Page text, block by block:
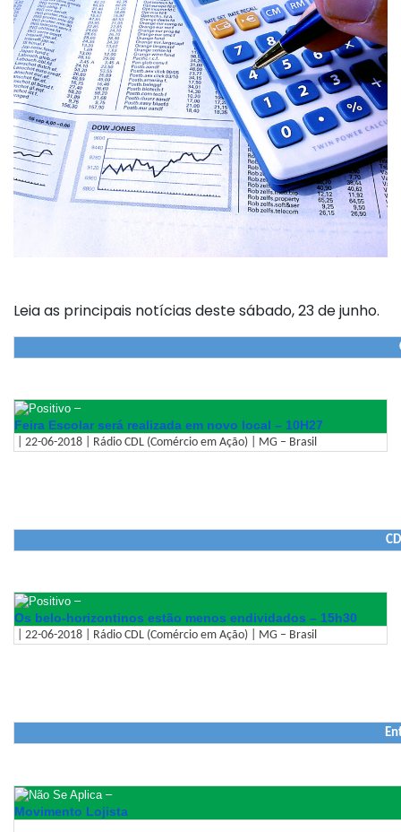
Leia as principais notícias deste sábado, 23 de junho.
–
Feira Escolar será realizada em novo local – 10H27
| 22-06-2018 | Rádio CDL (Comércio em Ação) | MG – Brasil
–
Os belo-horizontinos estão menos endividados – 15h30
| 22-06-2018 | Rádio CDL (Comércio em Ação) | MG – Brasil
–
Movimento Lojista